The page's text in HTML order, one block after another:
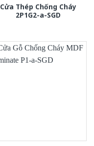
Cửa Thép Chống Cháy
2P1G2-a-SGD